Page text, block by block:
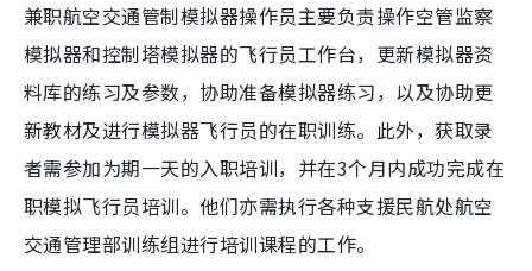
兼职航空交通管制模拟器操作员主要负责操作空管监察
模拟器和控制塔模拟器的飞行员工作台，更新模拟器资
料库的练习及参数，协助准备模拟器练习，以及协助更
新教材及进行模拟器飞行员的在职训练。此外，获取录
者需参加为期一天的入职培训，并在3个月内成功完成在
职模拟飞行员培训。他们亦需执行各种支援民航处航空
交通管理部训练组进行培训课程的工作。